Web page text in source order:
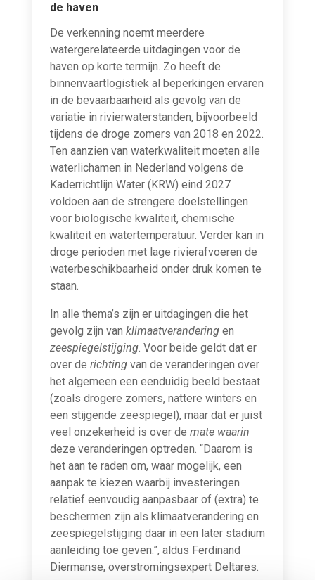
de haven
De verkenning noemt meerdere
watergerelateerde uitdagingen voor de
haven op korte termijn. Zo heeft de
binnenvaartlogistiek al beperkingen ervaren
in de bevaarbaar­heid als gevolg van de
variatie in rivierwaterstanden, bijvoorbeeld
tijdens de droge zomers van 2018 en 2022.
Ten aanzien van waterkwaliteit moeten alle
waterlichamen in Nederland volgens de
Kader­richtlijn Water (KRW) eind 2027
voldoen aan de strengere doelstellingen
voor biologische kwaliteit, chemische
kwaliteit en watertemperatuur. Verder kan in
droge perioden met lage rivierafvoeren de
waterbeschikbaarheid onder druk komen te
staan.
In alle thema’s zijn er uitdagingen die het
gevolg zijn van klimaatverandering en
zeespie­gelstijging. Voor beide geldt dat er
over de richting van de veranderingen over
het algemeen een eendui­dig beeld bestaat
(zoals drogere zomers, nattere winters en
een stijgende zeespiegel), maar dat er juist
veel onzekerheid is over de mate waarin
deze veranderingen optreden. “Daarom is
het aan te raden om, waar mogelijk, een
aanpak te kiezen waarbij investeringen
relatief eenvoudig aanpasbaar of (extra) te
beschermen zijn als klimaatverandering en
zeespiegelstijging daar in een later stadium
aanleiding toe geven.”, aldus Ferdinand
Diermanse, overstromingsexpert Deltares.